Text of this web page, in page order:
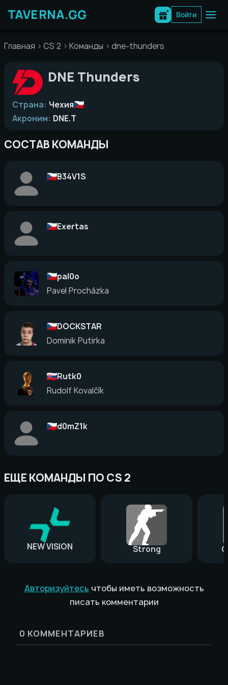
содержимому
Войти
Главная CS 2 Команды dne-thunders
DNE Thunders
Страна: Чехия
Акроним: DNE.T
СОСТАВ КОМАНДЫ
B34V1S
Exertas
pal0o
Pavel Procházka
DOCKSTAR
Dominik Putirka
Rutk0
Rudolf Kovalčík
d0mZ1k
ЕЩЕ КОМАНДЫ ПО CS 2
NEW VISION Strong
Авторизуйтесь чтобы иметь возможность
писать комментарии
0 КОММЕНТАРИЕВ